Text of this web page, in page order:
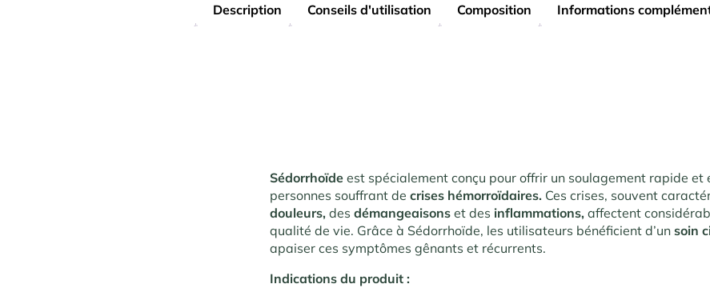
Description Conseils d'utilisation Composition Informations
Sédorrhoïde est spécialement conçu pour offrir un soulagement rapide et
personnes souffrant decrises hémorroïdaires. Ces crises, souvent
douleurs, desdémangeaisons et des inflammations, affectent
qualité de vie. Grâce à Sédorrhoïde, les utilisateurs bénéficient d’unsoin
apaiser ces symptômes gênants et récurrents.
Indications du produit :